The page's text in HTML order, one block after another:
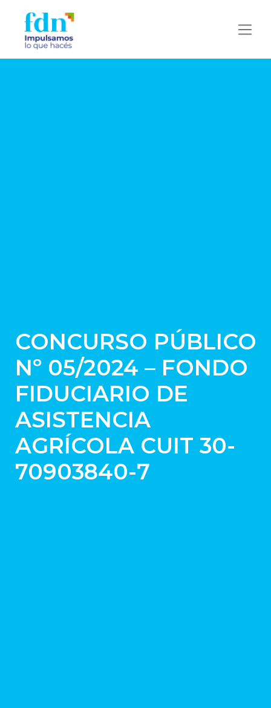
CONCURSO PÚBLICO
Nº 05/2024 – FONDO
FIDUCIARIO DE
ASISTENCIA
AGRÍCOLA CUIT 30-
70903840-7